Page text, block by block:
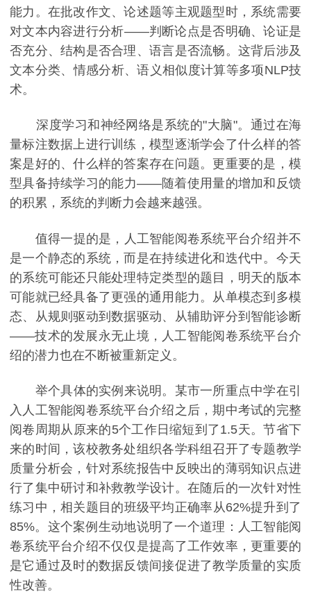
能力。在批改作文、论述题等主观题型时，系统需要
对文本内容进行分析——判断论点是否明确、论证是
否充分、结构是否合理、语言是否流畅。这背后涉及
文本分类、情感分析、语义相似度计算等多项NLP技
术。
深度学习和神经网络是系统的"大脑"。通过在海
量标注数据上进行训练，模型逐渐学会了什么样的答
案是好的、什么样的答案存在问题。更重要的是，模
型具备持续学习的能力——随着使用量的增加和反馈
的积累，系统的判断力会越来越强。
值得一提的是，人工智能阅卷系统平台介绍并不
是一个静态的系统，而是在持续进化和迭代中。今天
的系统可能还只能处理特定类型的题目，明天的版本
可能就已经具备了更强的通用能力。从单模态到多模
态、从规则驱动到数据驱动、从辅助评分到智能诊断
——技术的发展永无止境，人工智能阅卷系统平台介
绍的潜力也在不断被重新定义。
举个具体的实例来说明。某市一所重点中学在引
入人工智能阅卷系统平台介绍之后，期中考试的完整
阅卷周期从原来的5个工作日缩短到了1.5天。节省下
来的时间，该校教务处组织各学科组召开了专题教学
质量分析会，针对系统报告中反映出的薄弱知识点进
行了集中研讨和补救教学设计。在随后的一次针对性
练习中，相关题目的班级平均正确率从62%提升到了
85%。这个案例生动地说明了一个道理：人工智能阅
卷系统平台介绍不仅仅是提高了工作效率，更重要的
是它通过及时的数据反馈间接促进了教学质量的实质
性改善。